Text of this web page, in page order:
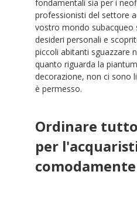
fondamentali sia per i
professionisti del settore
vostro mondo subacqueo
desideri personali e
piccoli abitanti sguazzare
quanto riguarda la
decorazione, non ci sono
è permesso.
Ordinare
per
comodamente